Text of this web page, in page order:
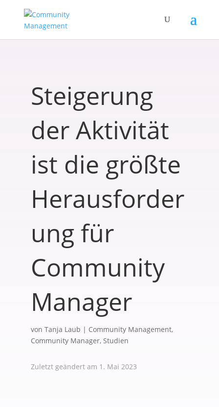
Steigerung
der Aktivität
ist die größte
Herausforder
ung für
Community
Manager
von Tanja Laub | Community Management,
Community Manager, Studien
Zuletzt geändert am 1. Mai 2023